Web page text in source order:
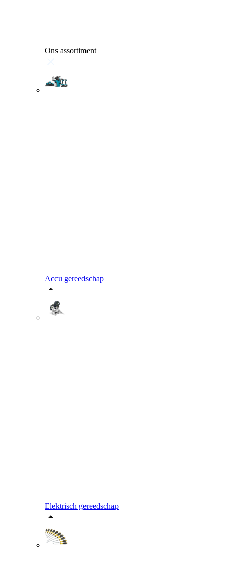
Ons assortiment
Accu gereedschap
Elektrisch gereedschap